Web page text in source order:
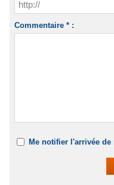
Commentaire * :
Me notifier l'arrivée